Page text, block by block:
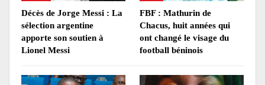
Décès de Jorge Messi : La
sélection argentine
apporte son soutien à
Lionel Messi
FBF : Mathurin de
Chacus, huit années qui
ont changé le visage du
football béninois